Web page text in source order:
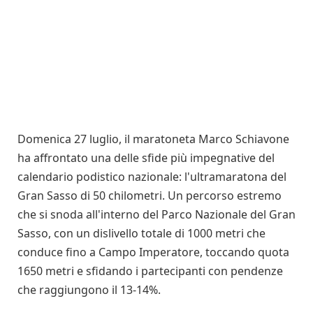
Domenica 27 luglio, il maratoneta Marco Schiavone
ha affrontato una delle sfide più impegnative del
calendario podistico nazionale: l'ultramaratona del
Gran Sasso di 50 chilometri. Un percorso estremo
che si snoda all'interno del Parco Nazionale del Gran
Sasso, con un dislivello totale di 1000 metri che
conduce fino a Campo Imperatore, toccando quota
1650 metri e sfidando i partecipanti con pendenze
che raggiungono il 13-14%.